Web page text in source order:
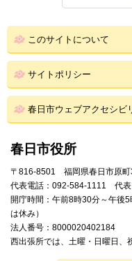
このサイトについて
サイトポリシー
春日市ウェブアクセシビ
春日市役所
〒816-8501 福岡県春日市原町
代表電話：092-584-1111 代表
開庁時間：午前8時30分～午後
は休み）
法人番号：8000020402184
西出張所では、土曜・日曜日、